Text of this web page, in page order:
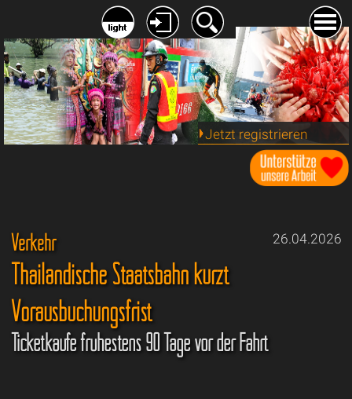
Jetzt registrieren
26.04.2026
Verkehr
Thailändische Staatsbahn kürzt
Vorausbuchungsfrist
Ticketkäufe frühestens 90 Tage vor der Fahrt